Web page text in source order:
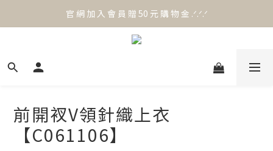
官 網 加 入 會 員 贈 50 元 購 物 金 .ᐟ.ᐟ.ᐟ
官 網 加 入 會 員 贈 50 元 購 物 金 .ᐟ.ᐟ.ᐟ
⟡.·*. 滿 NT.1000 免 運 費 ꔛ♡
前開衩V領針織上衣
【C061106】